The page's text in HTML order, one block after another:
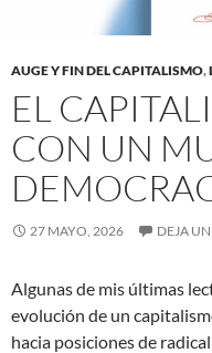
AUGE Y FIN DEL CAPITALISMO,
EL
CON UN
27 MAYO, 2026 DEJA
Algunas de mis últimas
evolución de un
hacia posiciones de